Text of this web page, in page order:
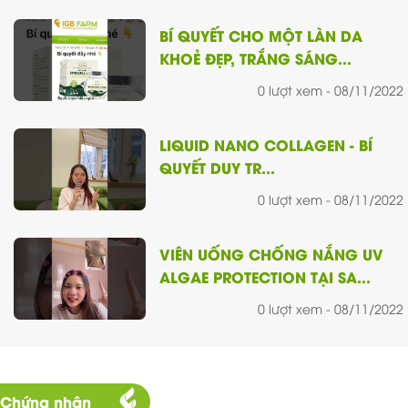
BÍ QUYẾT CHO MỘT LÀN DA
KHOẺ ĐẸP, TRẮNG SÁNG...
0 lượt xem - 08/11/2022
LIQUID NANO COLLAGEN - BÍ
QUYẾT DUY TR...
0 lượt xem - 08/11/2022
VIÊN UỐNG CHỐNG NẮNG UV
ALGAE PROTECTION TẠI SA...
0 lượt xem - 08/11/2022
Chứng nhận